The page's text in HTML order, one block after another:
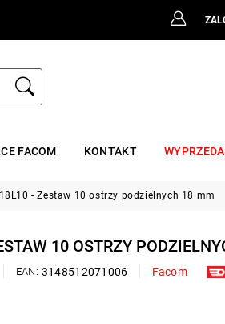
FACOM KONTAKT
- Zestaw 10 ostrzy podzielnych 18 mm
10 OSTRZY
EAN: 3148512071006
Facom